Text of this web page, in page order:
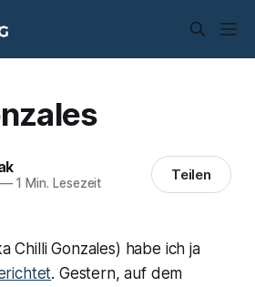
—1 Min. Lesezeit Teilen
Chilli Gonzales) habe ich ja
. Gestern, auf dem